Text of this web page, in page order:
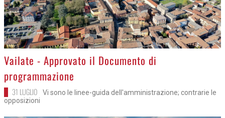
>
Vailate - Approvato il Documento di
programmazione
31 LUGLIO
Vi sono le linee-guida dell'amministrazione; contrarie le
opposizioni